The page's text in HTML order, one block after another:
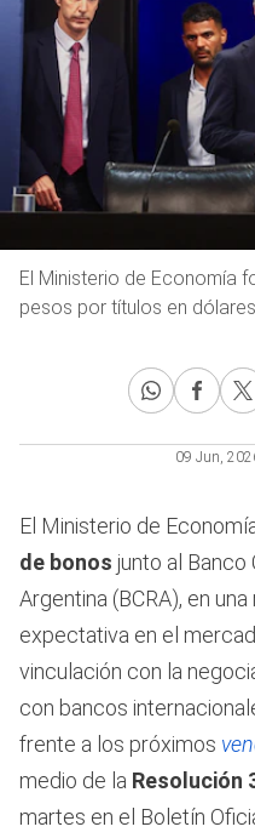
El Ministerio de Economía
pesos por títulos en
09 Jun,
El Ministerio de
de bonos junto al Banco
Argentina (BCRA), en
expectativa en el
vinculación con la
con bancos
frente a los próximos
medio de la Resolución
martes en el Boletín